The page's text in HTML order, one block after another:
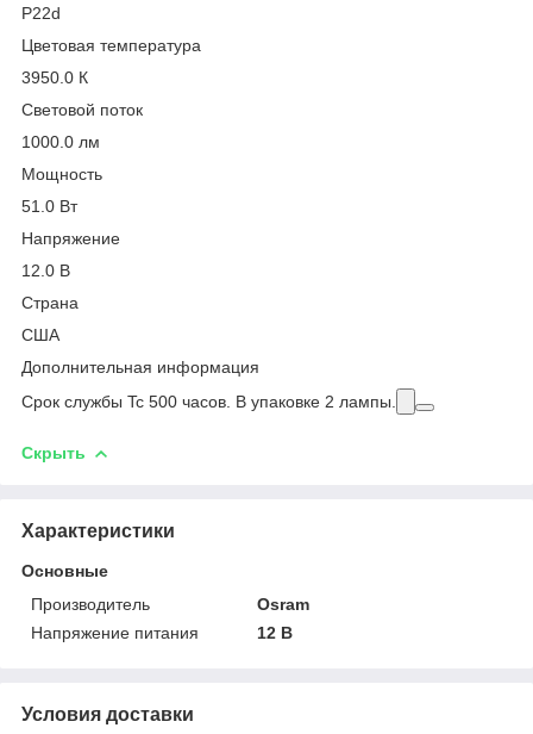
P22d
Цветовая температура
3950.0 К
Световой поток
1000.0 лм
Мощность
51.0 Вт
Напряжение
12.0 В
Страна
США
Дополнительная информация
Срок службы Tc 500 часов. В упаковке 2 лампы.
Скрыть
Характеристики
Основные
Производитель
Osram
Напряжение питания
12 В
Условия доставки